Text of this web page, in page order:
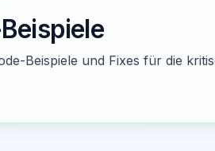
Beispiele und Fixes für die